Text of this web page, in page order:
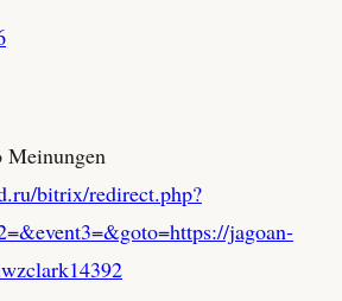
Meinungen
bitrix/redirect.php?
jagoan-